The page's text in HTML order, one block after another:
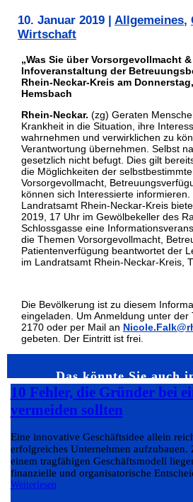
10. Januar 2019 Allgemeines,
Wirtschaft
„Was Sie über Vorsorgevollmacht
Infoveranstaltung der
Rhein-Neckar-Kreis am
Hemsbach
Rhein-Neckar. (zg) Geraten
Krankheit in die Situation, ihre
wahrnehmen und verwirklichen zu
Verantwortung übernehmen. Selbst
gesetzlich nicht befugt. Dies gilt
die Möglichkeiten der
Vorsorgevollmacht,
können sich Interessierte
Landratsamt Rhein-Neckar-Kreis
2019, 17 Uhr im Gewölbekeller des
Schlossgasse eine
die Themen Vorsorgevollmacht,
Patientenverfügung beantwortet der
im Landratsamt Rhein-Neckar-Kreis,
Die Bevölkerung ist zu diesem
eingeladen. Um Anmeldung unter der
2170 oder per Mail an
gebeten. Der Eintritt ist frei.
Das könnte Sie auch
10 Fehler, die Gründer bei
vermeiden sollten
Eine innovative Geschäftsidee allein
erfolgreiches Unternehmen aufzubauen.
einem tragfähigen Geschäftsmodell
finanzielle und organisatorische
Weiterlesen